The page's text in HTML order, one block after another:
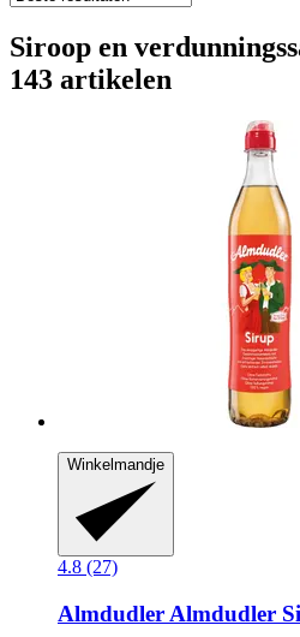
Siroop en
143 artikelen
Winkelmandje
4.8 (27)
Almdudler Almdudler